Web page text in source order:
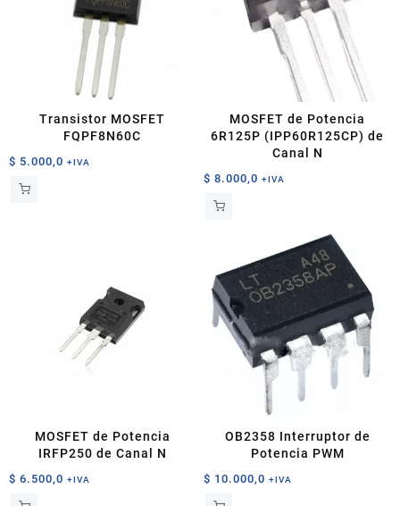
Transistor MOSFET
FQPF8N60C
$ 5.000,0 +IVA
MOSFET de Potencia
6R125P (IPP60R125CP) de
Canal N
$ 8.000,0 +IVA
MOSFET de Potencia
IRFP250 de Canal N
$ 6.500,0 +IVA
OB2358 Interruptor de
Potencia PWM
$ 10.000,0 +IVA